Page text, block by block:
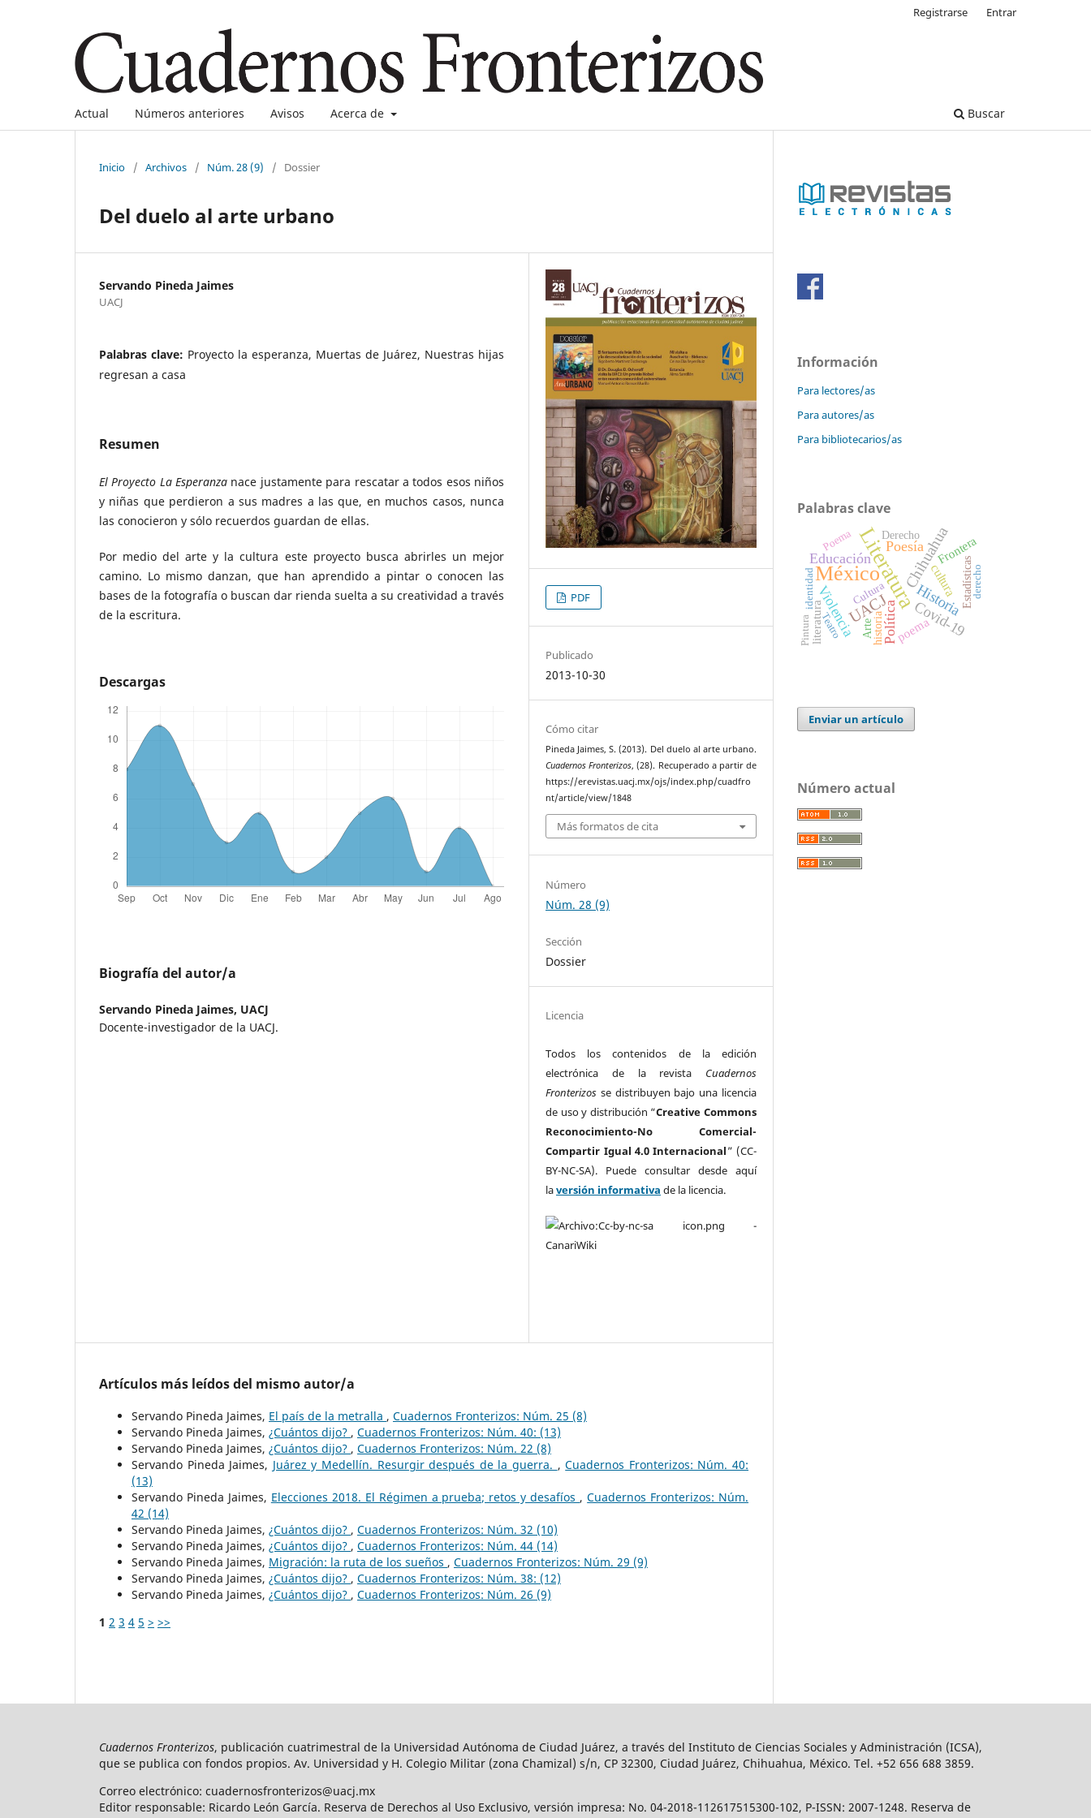
Actual Números anteriores Avisos Acerca de Buscar
Registrarse Entrar
Inicio / Archivos / Núm. 28 (9) / Dossier
Del duelo al arte urbano
Servando Pineda Jaimes
UACJ
Palabras clave: Proyecto la esperanza, Muertas de Juárez, Nuestras hijas
regresan a casa
Resumen
El Proyecto La Esperanza nace justamente para rescatar a todos esos niños
y niñas que perdieron a sus madres a las que, en muchos casos, nunca
las conocieron y sólo recuerdos guardan de ellas.
Por medio del arte y la cultura este proyecto busca abrirles un mejor
camino. Lo mismo danzan, que han aprendido a pintar o conocen las
bases de la fotografía o buscan dar rienda suelta a su creatividad a través
de la escritura.
Descargas
Biografía del autor/a
Servando Pineda Jaimes, UACJ
Docente-investigador de la UACJ.
PDF
Publicado
2013-10-30
Cómo citar
Pineda Jaimes, S. (2013). Del duelo al arte urbano.
Cuadernos Fronterizos, (28). Recuperado a partir de
https://erevistas.uacj.mx/ojs/index.php/cuadfro
nt/article/view/1848
Más formatos de cita
Número
Núm. 28 (9)
Sección
Dossier
Licencia
Todos los contenidos de la edición
electrónica de la revista Cuadernos
Fronterizos se distribuyen bajo una licencia
de uso y distribución “Creative Commons
Reconocimiento-No Comercial-
Compartir Igual 4.0 Internacional” (CC-
BY-NC-SA). Puede consultar desde aquí
laversión informativa de la licencia.
Artículos más leídos del mismo autor/a
Servando Pineda Jaimes, El país de la metralla , Cuadernos Fronterizos: Núm. 25 (8)
Servando Pineda Jaimes, ¿Cuántos dijo? , Cuadernos Fronterizos: Núm. 40: (13)
Servando Pineda Jaimes, ¿Cuántos dijo? , Cuadernos Fronterizos: Núm. 22 (8)
Servando Pineda Jaimes, Juárez y Medellín. Resurgir después de la guerra. ,Cuadernos Fronterizos: Núm. 40:
(13)
Servando Pineda Jaimes, Elecciones 2018. El Régimen a prueba; retos y desafíos ,Cuadernos Fronterizos: Núm.
42 (14)
Servando Pineda Jaimes, ¿Cuántos dijo? , Cuadernos Fronterizos: Núm. 32 (10)
Servando Pineda Jaimes, ¿Cuántos dijo? , Cuadernos Fronterizos: Núm. 44 (14)
Servando Pineda Jaimes, Migración: la ruta de los sueños , Cuadernos Fronterizos: Núm. 29 (9)
Servando Pineda Jaimes, ¿Cuántos dijo? , Cuadernos Fronterizos: Núm. 38: (12)
Servando Pineda Jaimes, ¿Cuántos dijo? , Cuadernos Fronterizos: Núm. 26 (9)
1 2 3 4 5 > >>
Información
Para lectores/as
Para autores/as
Para bibliotecarios/as
Palabras clave
Literatura
México
UACJ
Chihuahua
Historia
Covid-19
Poesía
Violencia
Educación
Política
cultura
poema
Frontera
literatura
Estadísticas
historia
Cultura
Poema
Arte
Derecho
derecho
Teatro
identidad
Pintura
Enviar un artículo
Número actual
Cuadernos Fronterizos, publicación cuatrimestral de la Universidad Autónoma de Ciudad Juárez, a través del Instituto de Ciencias Sociales y Administración (ICSA),
que se publica con fondos propios. Av. Universidad y H. Colegio Militar (zona Chamizal) s/n, CP 32300, Ciudad Juárez, Chihuahua, México. Tel. +52 656 688 3859.
Correo electrónico: cuadernosfronterizos@uacj.mx
Editor responsable: Ricardo León García. Reserva de Derechos al Uso Exclusivo, versión impresa: No. 04-2018-112617515300-102, P-ISSN: 2007-1248. Reserva de